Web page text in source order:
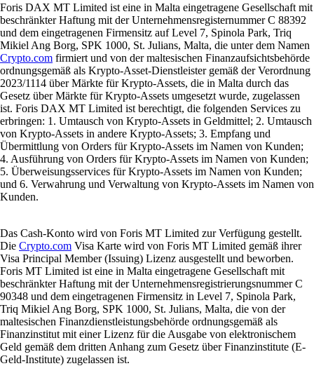
Foris DAX MT Limited ist eine in Malta eingetragene Gesellschaft mit
beschränkter Haftung mit der Unternehmensregisternummer C 88392
und dem eingetragenen Firmensitz auf Level 7, Spinola Park, Triq
Mikiel Ang Borg, SPK 1000, St. Julians, Malta, die unter dem Namen
Crypto.com firmiert und von der maltesischen Finanzaufsichtsbehörde
ordnungsgemäß als Krypto-Asset-Dienstleister gemäß der Verordnung
2023/1114 über Märkte für Krypto-Assets, die in Malta durch das
Gesetz über Märkte für Krypto-Assets umgesetzt wurde, zugelassen
ist. Foris DAX MT Limited ist berechtigt, die folgenden Services zu
erbringen: 1. Umtausch von Krypto-Assets in Geldmittel; 2. Umtausch
von Krypto-Assets in andere Krypto-Assets; 3. Empfang und
Übermittlung von Orders für Krypto-Assets im Namen von Kunden;
4. Ausführung von Orders für Krypto-Assets im Namen von Kunden;
5. Überweisungsservices für Krypto-Assets im Namen von Kunden;
und 6. Verwahrung und Verwaltung von Krypto-Assets im Namen von
Kunden.
Das Cash-Konto wird von Foris MT Limited zur Verfügung gestellt.
Die Crypto.com Visa Karte wird von Foris MT Limited gemäß ihrer
Visa Principal Member (Issuing) Lizenz ausgestellt und beworben.
Foris MT Limited ist eine in Malta eingetragene Gesellschaft mit
beschränkter Haftung mit der Unternehmensregistrierungsnummer C
90348 und dem eingetragenen Firmensitz in Level 7, Spinola Park,
Triq Mikiel Ang Borg, SPK 1000, St. Julians, Malta, die von der
maltesischen Finanzdienstleistungsbehörde ordnungsgemäß als
Finanzinstitut mit einer Lizenz für die Ausgabe von elektronischem
Geld gemäß dem dritten Anhang zum Gesetz über Finanzinstitute (E-
Geld-Institute) zugelassen ist.